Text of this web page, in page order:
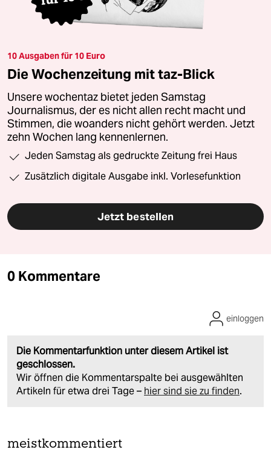
10 Ausgaben für 10 Euro
Die Wochenzeitung mit taz-Blick
Unsere wochentaz bietet jeden Samstag
Journalismus, der es nicht allen recht macht und
Stimmen, die woanders nicht gehört werden. Jetzt
zehn Wochen lang kennenlernen.
Jeden Samstag als gedruckte Zeitung frei Haus
Zusätzlich digitale Ausgabe inkl. Vorlesefunktion
Jetzt bestellen
0 Kommentare
Die Kommentarfunktion unter diesem Artikel ist
geschlossen.
Wir öffnen die Kommentarspalte bei ausgewählten
Artikeln für etwa drei Tage – hier sind sie zu finden.
einloggen
meistkommentiert